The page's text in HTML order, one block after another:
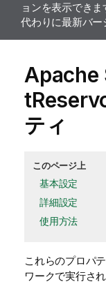
ョンを表示できま
代わりに最新バー
Apache
ティ
このページ上
基本設定
詳細設定
使用方法
これらのプロパ
ワークで実行さ